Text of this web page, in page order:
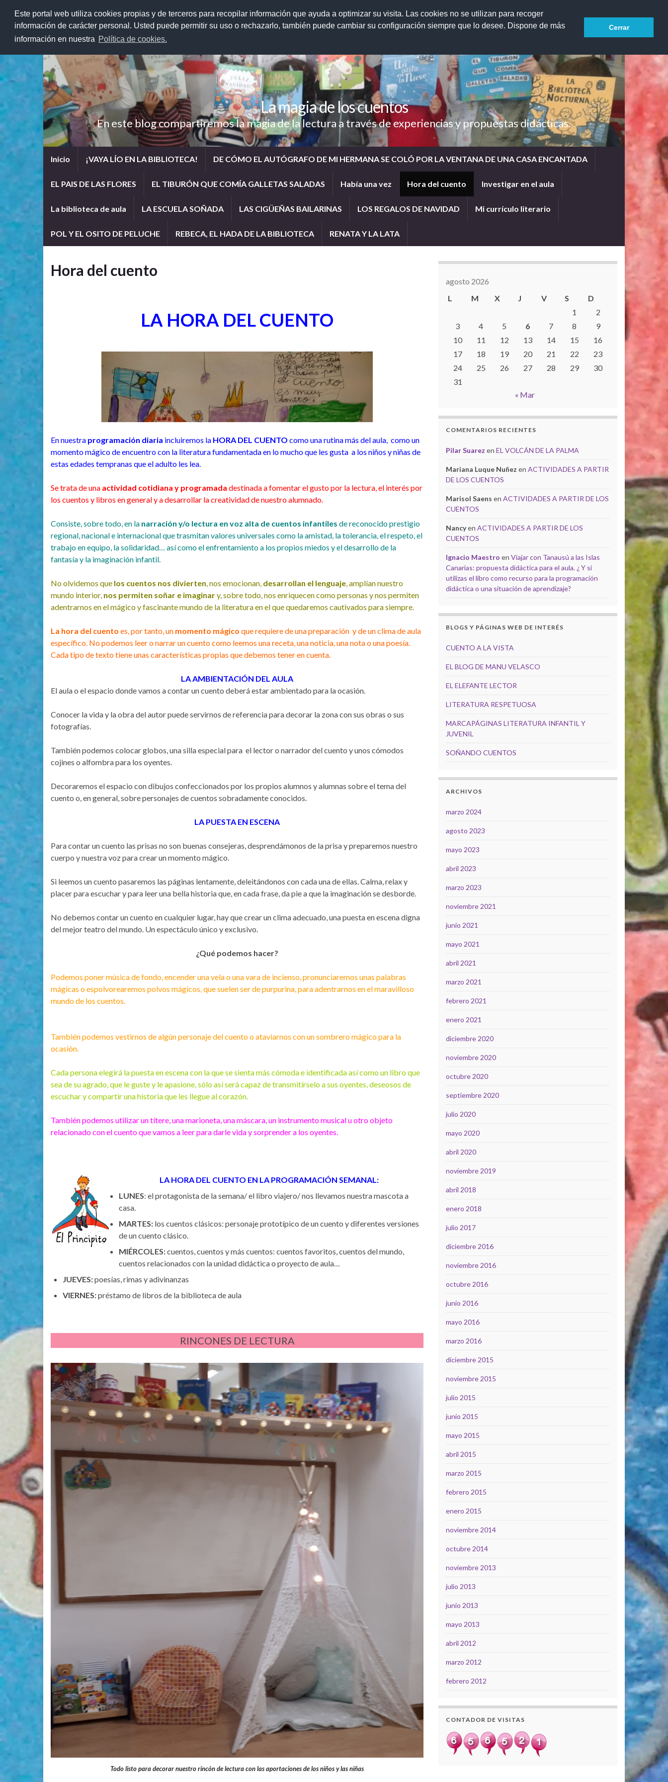
Este portal web utiliza cookies propias y de terceros para recopilar información que ayuda a optimizar su visita. Las cookies no se utilizan para recoger
información de carácter personal. Usted puede permitir su uso o rechazarlo, también puede cambiar su configuración siempre que lo desee. Dispone de más
información en nuestra Política de cookies.
Cerrar
Search for:
La magia de los cuentos
En este blog compartiremos la magia de la lectura a través de experiencias y propuestas didácticas.
Inicio ¡VAYA LÍO EN LA BIBLIOTECA! DE CÓMO EL AUTÓGRAFO DE MI HERMANA SE COLÓ POR LA VENTANA DE UNA CASA ENCANTADA
EL PAIS DE LAS FLORES EL TIBURÓN QUE COMÍA GALLETAS SALADAS Había una vez Hora del cuento Investigar en el aula
La biblioteca de aula LA ESCUELA SOÑADA LAS CIGÜEÑAS BAILARINAS LOS REGALOS DE NAVIDAD Mi currículo literario
POL Y EL OSITO DE PELUCHE REBECA, EL HADA DE LA BIBLIOTECA RENATA Y LA LATA
Hora del cuento
LA HORA DEL CUENTO
En nuestra programación diaria incluiremos la HORA DEL CUENTO como una rutina más del aula, como un
momento mágico de encuentro con la literatura fundamentada en lo mucho que les gusta a los niños y niñas de
estas edades tempranas que el adulto les lea.
Se trata de una actividad cotidiana y programada destinada a fomentar el gusto por la lectura, el interés por
los cuentos y libros en general y a desarrollar la creatividad de nuestro alumnado.
Consiste, sobre todo, en la narración y/o lectura en voz alta de cuentos infantiles de reconocido prestigio
regional, nacional e internacional que trasmitan valores universales como la amistad, la tolerancia, el respeto, el
trabajo en equipo, la solidaridad… así como el enfrentamiento a los propios miedos y el desarrollo de la
fantasía y la imaginación infantil.
No olvidemos que los cuentos nos divierten, nos emocionan, desarrollan el lenguaje, amplían nuestro
mundo interior, nos permiten soñar e imaginary, sobre todo, nos enriquecen como personas y nos permiten
adentrarnos en el mágico y fascinante mundo de la literatura en el que quedaremos cautivados para siempre.
La hora del cuento es, por tanto, un momento mágico que requiere de una preparación y de un clima de aula
específico. No podemos leer o narrar un cuento como leemos una receta, una noticia, una nota o una poesía.
Cada tipo de texto tiene unas características propias que debemos tener en cuenta.
LA AMBIENTACIÓN DEL AULA
El aula o el espacio donde vamos a contar un cuento deberá estar ambientado para la ocasión.
Conocer la vida y la obra del autor puede servirnos de referencia para decorar la zona con sus obras o sus
fotografías.
También podemos colocar globos, una silla especial para el lector o narrador del cuento y unos cómodos
cojines o alfombra para los oyentes.
Decoraremos el espacio con dibujos confeccionados por los propios alumnos y alumnas sobre el tema del
cuento o, en general, sobre personajes de cuentos sobradamente conocidos.
LA PUESTA EN ESCENA
Para contar un cuento las prisas no son buenas consejeras, desprendámonos de la prisa y preparemos nuestro
cuerpo y nuestra voz para crear un momento mágico.
Si leemos un cuento pasaremos las páginas lentamente, deleitándonos con cada una de ellas. Calma, relax y
placer para escuchar y para leer una bella historia que, en cada frase, da pie a que la imaginación se desborde.
No debemos contar un cuento en cualquier lugar, hay que crear un clima adecuado, una puesta en escena digna
del mejor teatro del mundo. Un espectáculo único y exclusivo.
¿Qué podemos hacer?
Podemos poner música de fondo, encender una vela o una vara de incienso, pronunciaremos unas palabras
mágicas o espolvorearemos polvos mágicos, que suelen ser de purpurina, para adentrarnos en el maravilloso
mundo de los cuentos.
También podemos vestirnos de algún personaje del cuento o ataviarnos con un sombrero mágico para la
ocasión.
Cada persona elegirá la puesta en escena con la que se sienta más cómoda e identificada así como un libro que
sea de su agrado, que le guste y le apasione, sólo así será capaz de transmitírselo a sus oyentes, deseosos de
escuchar y compartir una historia que les llegue al corazón.
También podemos utilizar un títere, una marioneta, una máscara, un instrumento musical u otro objeto
relacionado con el cuento que vamos a leer para darle vida y sorprender a los oyentes.
LA HORA DEL CUENTO EN LA PROGRAMACIÓN SEMANAL:
LUNES: el protagonista de la semana/ el libro viajero/ nos llevamos nuestra mascota a
casa.
MARTES: los cuentos clásicos: personaje prototípico de un cuento y diferentes versiones
de un cuento clásico.
MIÉRCOLES:cuentos, cuentos y más cuentos: cuentos favoritos, cuentos del mundo,
cuentos relacionados con la unidad didáctica o proyecto de aula…
JUEVES:poesías, rimas y adivinanzas
VIERNES:préstamo de libros de la biblioteca de aula
RINCONES DE LECTURA
Todo listo para decorar nuestro rincón de lectura con las aportaciones de los niños y las niñas
agosto 2026
L
M X J V S
D
1
2
3
4 5 6 7 8
9
10
11 12 13 14 15
16
17
18 19 20 21 22
23
24
25 26 27 28 29
30
31
« Mar
COMENTARIOS RECIENTES
Pilar Suarez en EL VOLCÁN DE LA PALMA
Mariana Luque Nuñez en ACTIVIDADES A PARTIR
DE LOS CUENTOS
Marisol Saens en ACTIVIDADES A PARTIR DE LOS
CUENTOS
Nancyen ACTIVIDADES A PARTIR DE LOS
CUENTOS
Ignacio Maestro en Viajar con Tanausú a las Islas
Canarias: propuesta didáctica para el aula. ¿ Y si
utilizas el libro como recurso para la programación
didáctica o una situación de aprendizaje?
BLOGS Y PÁGINAS WEB DE INTERÉS
CUENTO A LA VISTA
EL BLOG DE MANU VELASCO
EL ELEFANTE LECTOR
LITERATURA RESPETUOSA
MARCAPÁGINAS LITERATURA INFANTIL Y
JUVENIL
SOÑANDO CUENTOS
ARCHIVOS
marzo 2024
agosto 2023
mayo 2023
abril 2023
marzo 2023
noviembre 2021
junio 2021
mayo 2021
abril 2021
marzo 2021
febrero 2021
enero 2021
diciembre 2020
noviembre 2020
octubre 2020
septiembre 2020
julio 2020
mayo 2020
abril 2020
noviembre 2019
abril 2018
enero 2018
julio 2017
diciembre 2016
noviembre 2016
octubre 2016
junio 2016
mayo 2016
marzo 2016
diciembre 2015
noviembre 2015
julio 2015
junio 2015
mayo 2015
abril 2015
marzo 2015
febrero 2015
enero 2015
noviembre 2014
octubre 2014
noviembre 2013
julio 2013
junio 2013
mayo 2013
abril 2012
marzo 2012
febrero 2012
CONTADOR DE VISITAS